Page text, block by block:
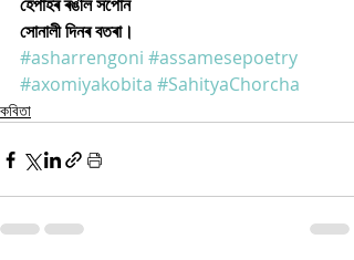
সোনালী দিনৰ বতৰা।
#asharrengoni #assamesepoetry
#axomiyakobita #SahityaChorcha
কবিতা